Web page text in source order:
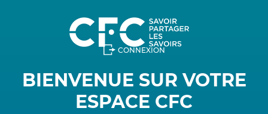
CONNEXION
BIENVENUE SUR VOTRE
ESPACE CFC